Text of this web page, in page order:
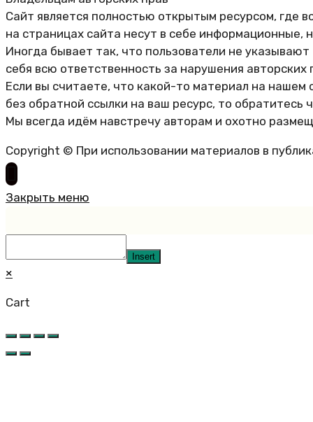
Сайт является полностью открытым ресурсом, где
на страницах сайта несут в себе информационные,
Иногда бывает так, что пользователи не
себя всю ответственность за нарушения авторских
Если вы считаете, что какой-то материал на
без обратной ссылки на ваш ресурс, то обратитесь
Мы всегда идём навстречу авторам и охотно
Copyright © При использовании материалов в
Закрыть меню
Insert
×
Cart